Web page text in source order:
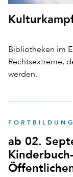
Bibliotheken im
Rechtsextreme,
werden.
ab 02.